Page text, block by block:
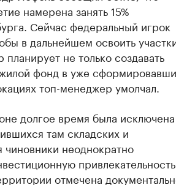
намерена занять 15%
Сейчас федеральный игрок
в дальнейшем освоить
не только создавать
фонд в уже
топ-менеджер умолчал.
долгое время была
там складских и
чиновники неоднократно
привлекательность
отмечена